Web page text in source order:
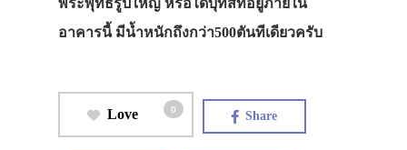
พระพุทธรูปใหญ่ หรือไดบุทสึที่อยู่ภายใน
อาคารนี้ มีน้ำหนักถึงกว่า500ตันทีเดียวครับ
Love 0 Share